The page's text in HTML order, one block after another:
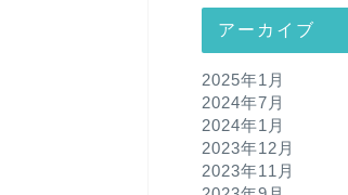
アーカイブ
2025年1月
2024年7月
2024年1月
2023年12月
2023年11月